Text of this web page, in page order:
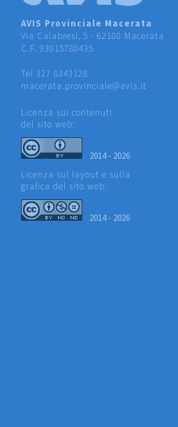
AVIS Provinciale Macerata
Via Calabresi, 5 - 62100 Macerata
C.F. 93015780435
Tel 327 8343128
macerata.provinciale@avis.it
Licenza sui contenuti
del sito web:
2014 - 2026
Licenza sul layout e sulla
grafica del sito web:
2014 - 2026